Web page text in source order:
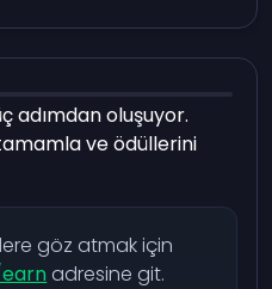
adımdan oluşuyor.
ve ödüllerini
göz atmak için
adresine git.